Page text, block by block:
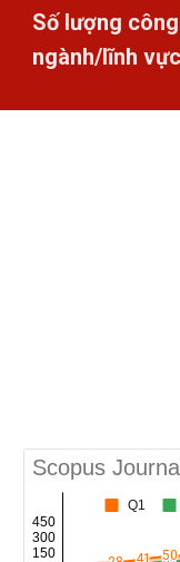
Số lượng
ngành/lĩnh vực